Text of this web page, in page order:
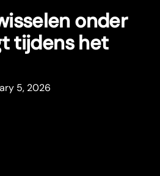
onder
tijdens het
5, 2026